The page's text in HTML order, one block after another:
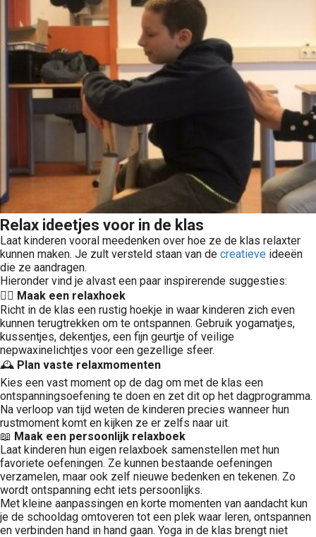
Relax ideetjes voor in de klas
Laat kinderen vooral meedenken over hoe ze de klas relaxter
kunnen maken. Je zult versteld staan van de creatieve ideeën
die ze aandragen.
Hieronder vind je alvast een paar inspirerende suggesties:
🧘‍♀️ Maak een relaxhoek
Richt in de klas een rustig hoekje in waar kinderen zich even
kunnen terugtrekken om te ontspannen. Gebruik yogamatjes,
kussentjes, dekentjes, een fijn geurtje of veilige
nepwaxinelichtjes voor een gezellige sfeer.
🕰️ Plan vaste relaxmomenten
Kies een vast moment op de dag om met de klas een
ontspanningsoefening te doen en zet dit op het dagprogramma.
Na verloop van tijd weten de kinderen precies wanneer hun
rustmoment komt en kijken ze er zelfs naar uit.
📖 Maak een persoonlijk relaxboek
Laat kinderen hun eigen relaxboek samenstellen met hun
favoriete oefeningen. Ze kunnen bestaande oefeningen
verzamelen, maar ook zelf nieuwe bedenken en tekenen. Zo
wordt ontspanning echt iets persoonlijks.
Met kleine aanpassingen en korte momenten van aandacht kun
je de schooldag omtoveren tot een plek waar leren, ontspannen
en verbinden hand in hand gaan. Yoga in de klas brengt niet